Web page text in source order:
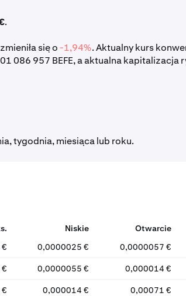
.
się o-1,94%. Aktualny kurs
086 957 BEFE, a aktualna kapitalizacja
tygodnia, miesiąca lub roku.
Niskie Otwarcie
0,0000025 € 0,0000057 €
0,0000055 € 0,000014 €
0,000014 € 0,00071 €